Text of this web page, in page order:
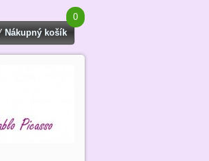
0
Nákupný košík